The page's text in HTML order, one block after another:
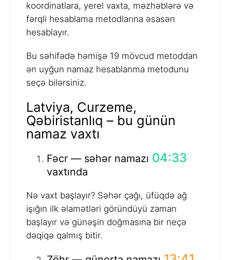
koordinatlara, yerel vaxta, məzhəblərə və
fərqli hesablama metodlarına əsasən
hesablayır.
Bu səhifədə həmişə 19 mövcud metoddan
ən uyğun namaz hesablanma metodunu
seçə bilərsiniz.
Latviya, Curzeme,
Qəbiristanlıq – bu günün
namaz vaxtı
Fəcr — səhər namazı 04:33
vaxtında
Nə vaxt başlayır? Səhər çağı, üfüqdə ağ
işığın ilk əlamətləri göründüyü zaman
başlayır və günəşin doğmasına bir neçə
dəqiqə qalmış bitir.